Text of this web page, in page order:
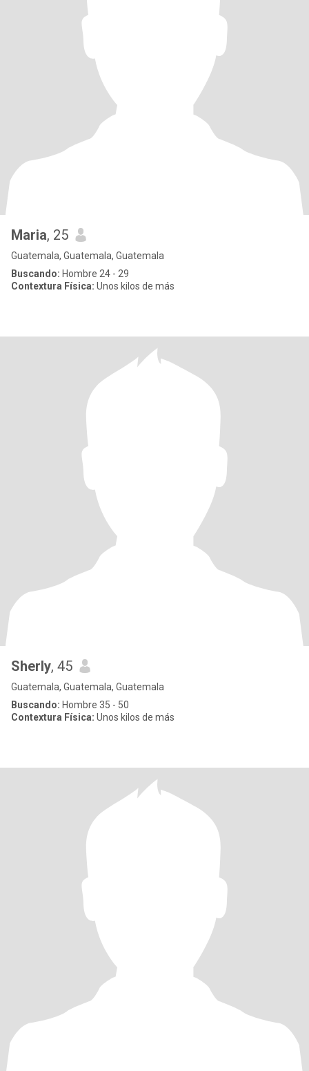
Maria, 25
Guatemala, Guatemala, Guatemala
Buscando: Hombre 24 - 29
Contextura Física: Unos kilos de más
Sherly, 45
Guatemala, Guatemala, Guatemala
Buscando: Hombre 35 - 50
Contextura Física: Unos kilos de más